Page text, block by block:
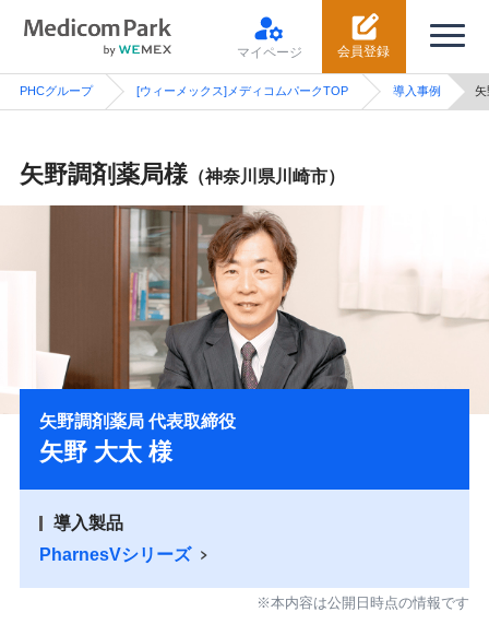
会員登録
マイページ
PHCグループ [ウィーメックス]メディコムパークTOP 導入事例 矢
矢野調剤薬局様（神奈川県川崎市）
矢野調剤薬局 代表取締役
矢野 大太 様
導入製品
PharnesVシリーズ
※本内容は公開日時点の情報です